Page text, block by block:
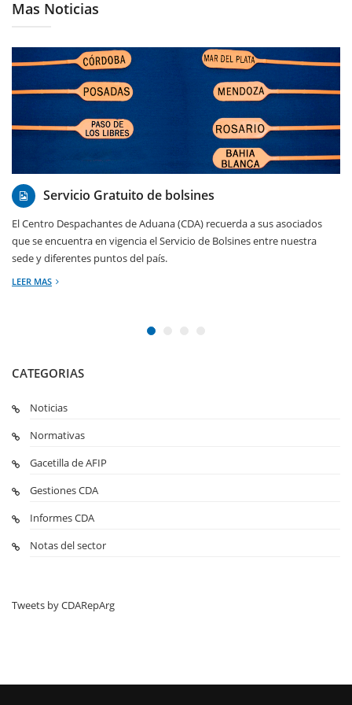
Mas Noticias
Servicio Gratuito de bolsines
El Centro Despachantes de Aduana (CDA) recuerda a sus asociados
que se encuentra en vigencia el Servicio de Bolsines entre nuestra
sede y diferentes puntos del país.
LEER MAS
CATEGORIAS
Noticias
Normativas
Gacetilla de AFIP
Gestiones CDA
Informes CDA
Notas del sector
Tweets by CDARepArg